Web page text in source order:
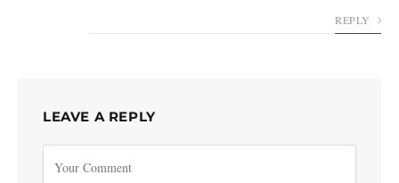
REPLY
LEAVE A REPLY